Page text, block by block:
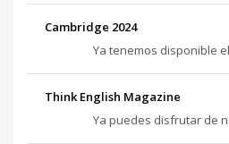
Cambridge 2024
Ya tenemos disponible
Think English Magazine
Ya puedes disfrutar de